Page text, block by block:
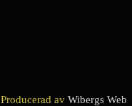
Producerad av Wibergs Web